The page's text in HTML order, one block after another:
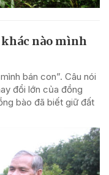
khác nào mình
bán con”. Câu nói
đổi lớn của đồng
bào đã biết giữ đất